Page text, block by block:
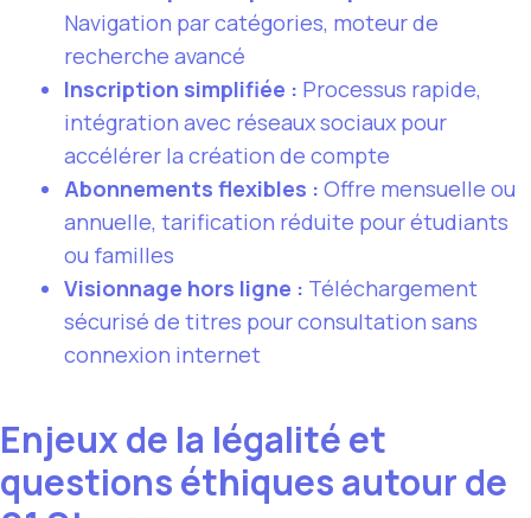
Navigation par catégories, moteur de
recherche avancé
Inscription simplifiée : Processus rapide,
intégration avec réseaux sociaux pour
accélérer la création de compte
Abonnements flexibles : Offre mensuelle ou
annuelle, tarification réduite pour étudiants
ou familles
Visionnage hors ligne : Téléchargement
sécurisé de titres pour consultation sans
connexion internet
Enjeux de la légalité et
questions éthiques autour de